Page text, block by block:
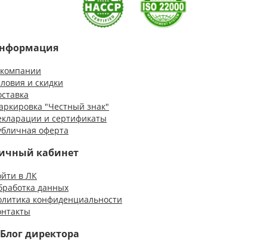
и скидки
"Честный знак"
и сертификаты
оферта
кабинет
в ЛК
данных
конфиденциальности
Блог директора